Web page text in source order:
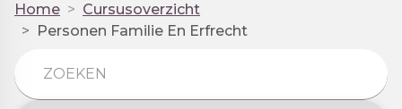
Home
Cursusoverzicht
Personen Familie En Erfrecht